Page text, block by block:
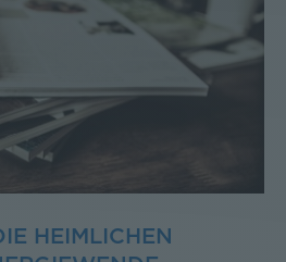
HEIMLICHEN